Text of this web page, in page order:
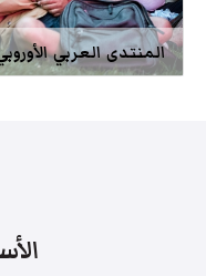
المنتدى العربي